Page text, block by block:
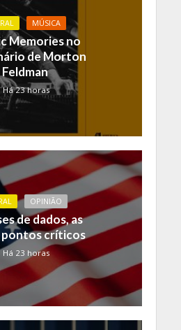
MÚSICA
Memories no
de Morton
Feldman
Há 23 horas
OPINIÃO
de dados, as
críticos
Há 23 horas